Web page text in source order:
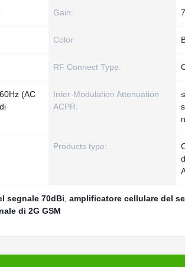
Gain:
Color:
RF Connect Type:
(AC
Inter-Modulation Attenuation
ACPR:
Products type:
segnale 70dBi amplificatore cellulare del
di 2G GSM